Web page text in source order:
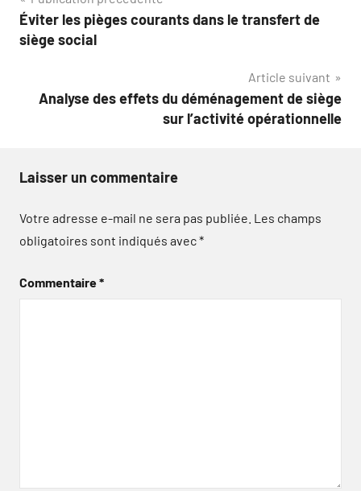
de
Éviter les pièges courants dans le transfert de
siège social
Article suivant
Analyse des effets du déménagement de siège
sur l’activité opérationnelle
Laisser un commentaire
Votre adresse e-mail ne sera pas publiée. Les champs
obligatoires sont indiqués avec*
Commentaire*